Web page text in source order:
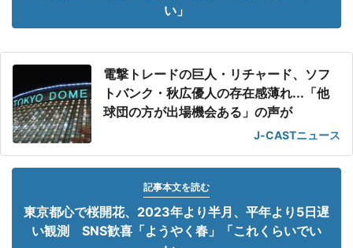
い」
電撃トレードの巨人・リチャード、ソフ
トバンク・秋広優人の存在感薄れ...「他
球団の方が出場機会ある」の声が
J-CASTニュース
記事本文を読む
東京都心で桜開花、2023年より半月、平年より5日遅
い観測 SNS歓喜「ようやく春」「これくらいでい